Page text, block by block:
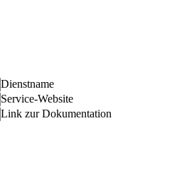
Dienstname
Service-Website
Link zur Dokumentation